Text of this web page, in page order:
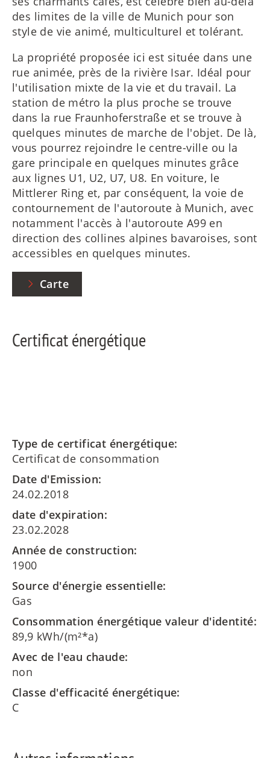
des limites de la ville de Munich pour son
style de vie animé, multiculturel et tolérant.
La propriété proposée ici est située dans une
rue animée, près de la rivière Isar. Idéal pour
l'utilisation mixte de la vie et du travail. La
station de métro la plus proche se trouve
dans la rue Fraunhoferstraße et se trouve à
quelques minutes de marche de l'objet. De là,
vous pourrez rejoindre le centre-ville ou la
gare principale en quelques minutes grâce
aux lignes U1, U2, U7, U8. En voiture, le
Mittlerer Ring et, par conséquent, la voie de
contournement de l'autoroute à Munich, avec
notamment l'accès à l'autoroute A99 en
direction des collines alpines bavaroises, sont
accessibles en quelques minutes.
Carte
Certificat énergétique
Type de certificat énergétique:
Certificat de consommation
Date d'Emission:
24.02.2018
date d'expiration:
23.02.2028
Année de construction:
1900
Source d'énergie essentielle:
Gas
Consommation énergétique valeur d'identité:
89,9 kWh/(m²*a)
Avec de l'eau chaude:
non
Classe d'efficacité énergétique:
C